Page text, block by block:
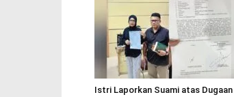
Istri Laporkan Suami atas Dugaan